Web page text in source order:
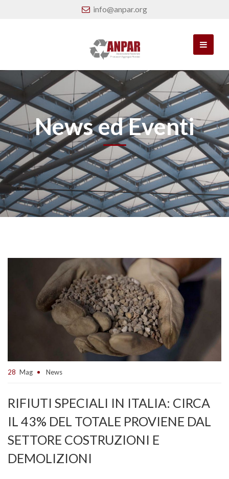
info@anpar.org
News ed Eventi
28 Mag News
RIFIUTI SPECIALI IN ITALIA: CIRCA
IL 43% DEL TOTALE PROVIENE DAL
SETTORE COSTRUZIONI E
DEMOLIZIONI